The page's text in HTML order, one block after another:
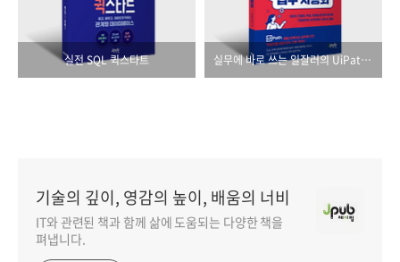
실전 SQL 퀵스타트 실무에 바로 쓰는 일잘러의 UiPath 업무 자동화
기술의 깊이, 영감의 높이, 배움의 너비
IT와 관련된 책과 함께 삶에 도움되는 다양한 책을
펴냅니다.